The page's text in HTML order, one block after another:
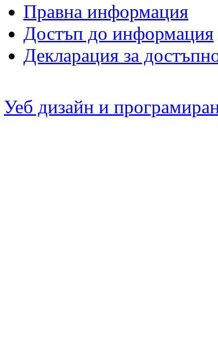
Правна информация
Достъп до информация
Декларация за
Уеб дизайн и